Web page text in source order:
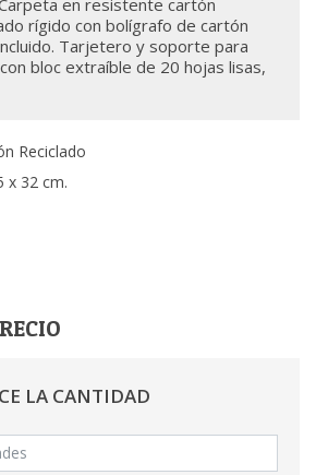
en resistente cartón
rígido con bolígrafo de cartón
Tarjetero y soporte para
bloc extraíble de 20 hojas lisas,
Reciclado
x 32 cm.
LA CANTIDAD